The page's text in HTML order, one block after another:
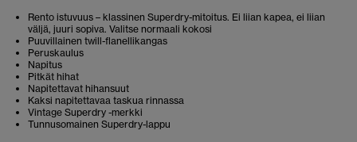
Rento istuvuus – klassinen Superdry-mitoitus. Ei liian kapea, ei liian
väljä, juuri sopiva. Valitse normaali kokosi
Puuvillainen twill-flanellikangas
Peruskaulus
Napitus
Pitkät hihat
Napitettavat hihansuut
Kaksi napitettavaa taskua rinnassa
Vintage Superdry -merkki
Tunnusomainen Superdry-lappu